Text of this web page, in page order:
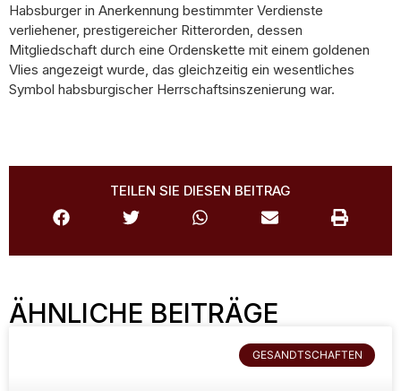
Habsburger in Anerkennung bestimmter Verdienste
verliehener, prestigereicher Ritterorden, dessen
Mitgliedschaft durch eine Ordenskette mit einem goldenen
Vlies angezeigt wurde, das gleichzeitig ein wesentliches
Symbol habsburgischer Herrschaftsinszenierung war.
TEILEN SIE DIESEN BEITRAG
ÄHNLICHE BEITRÄGE
GESANDTSCHAFTEN